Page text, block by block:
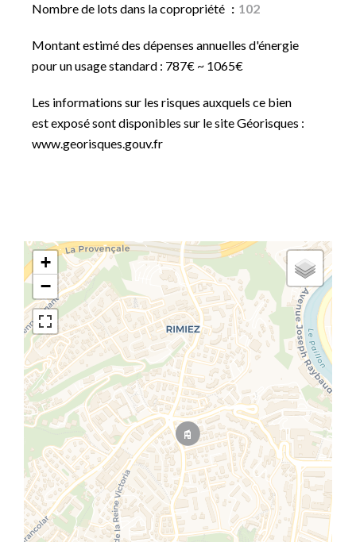
Nombre de lots dans la copropriété 102
Montant estimé des dépenses annuelles d'énergie
pour un usage standard : 787€ ~ 1065€
Les informations sur les risques auxquels ce bien
est exposé sont disponibles sur le site Géorisques :
www.georisques.gouv.fr
+
−